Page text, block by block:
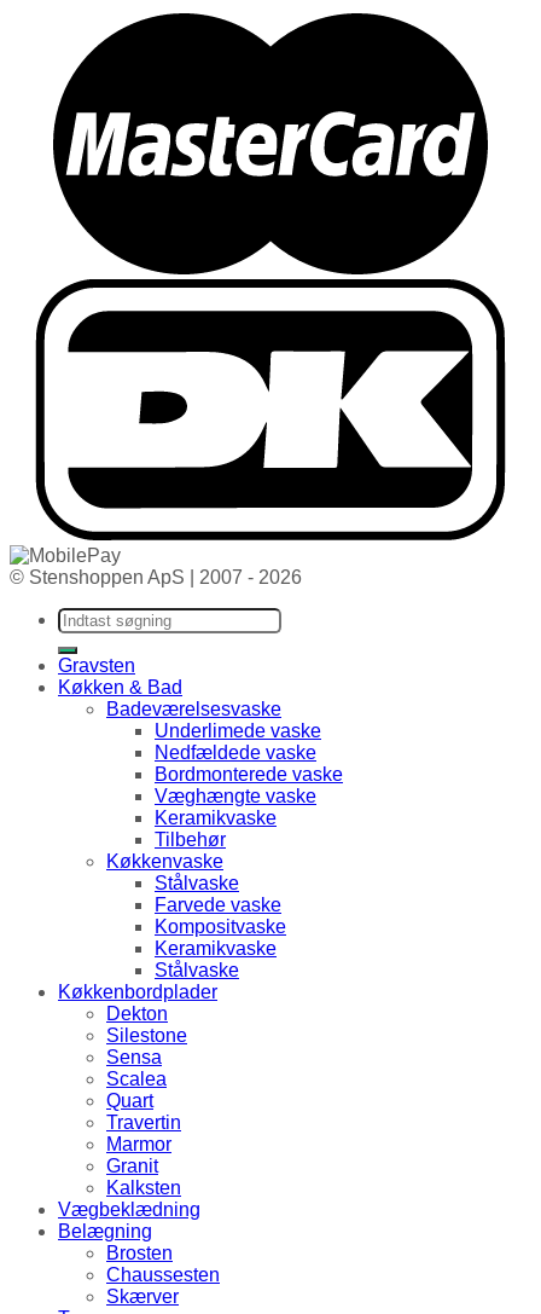
© Stenshoppen ApS | 2007 - 2026
Søg efter:
Gravsten
Køkken & Bad
Badeværelsesvaske
Underlimede vaske
Nedfældede vaske
Bordmonterede vaske
Væghængte vaske
Keramikvaske
Tilbehør
Køkkenvaske
Stålvaske
Farvede vaske
Kompositvaske
Keramikvaske
Stålvaske
Køkkenbordplader
Dekton
Silestone
Sensa
Scalea
Quart
Travertin
Marmor
Granit
Kalksten
Vægbeklædning
Belægning
Brosten
Chaussesten
Skærver